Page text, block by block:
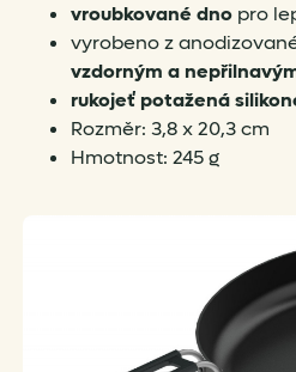
vroubkované dnopro
vyrobeno z
vzdorným a
rukojeť potažená
Rozměr: 3,8 x 20,3 cm
Hmotnost: 245 g